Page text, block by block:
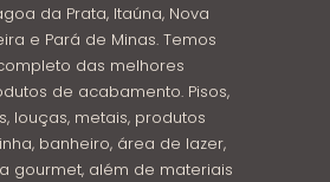
da Prata, Itaúna, Nova
e Pará de Minas. Temos
das melhores
de acabamento. Pisos,
louças, metais, produtos
banheiro, área de lazer,
gourmet, além de materiais